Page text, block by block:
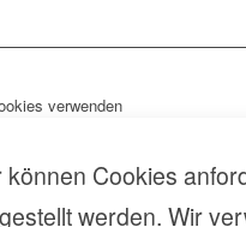
verwenden
können Cookies
werden. Wir